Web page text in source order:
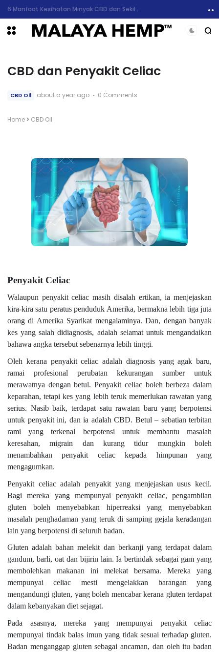
6 Manfaat Kesihatan Minyak CBD dan Sekilas Mengenai Kesan Sampingan
CBD dan Penyakit Celiac
CBD Oil about a year ago 0 Comments
Home CBD Oil
Penyakit Celiac
Walaupun penyakit celiac masih disalah ertikan, ia menjejaskan
kira-kira satu peratus penduduk Amerika, bermakna lebih tiga juta
orang di Amerika Syarikat mengalaminya. Dan, dengan banyak
kes yang salah didiagnosis, adalah selamat untuk mengandaikan
bahawa angka tersebut sebenarnya lebih tinggi.
Oleh kerana penyakit celiac adalah diagnosis yang agak baru,
ramai profesional perubatan kekurangan sumber untuk
merawatnya dengan betul. Penyakit celiac boleh berbeza dalam
keparahan, tetapi kes yang lebih teruk memerlukan rawatan yang
serius. Nasib baik, terdapat satu rawatan baru yang berpotensi
untuk penyakit ini, dan ia adalah CBD. Betul – sebatian terbitan
rami yang terkenal berpotensi untuk membantu masalah
keresahan, migrain dan kurang tidur mungkin boleh
menambahkan penyakit celiac kepada himpunan yang
mengagumkan.
Penyakit celiac adalah penyakit yang menjejaskan usus kecil.
Bagi mereka yang mempunyai penyakit celiac, pengambilan
gluten boleh menyebabkan hiperreaksi yang menyebabkan
masalah penghadaman yang teruk di samping gejala keradangan
lain yang berpotensi di seluruh badan.
Gluten adalah bahan melekit dan berkanji yang terdapat dalam
gandum, barli, oat dan bijirin lain. Ia bertindak sebagai gam yang
membolehkan makanan ini melekat bersama. Mereka yang
mempunyai celiac mesti mengelakkan barangan yang
mengandungi gluten, yang boleh mencabar kerana gluten terdapat
dalam kebanyakan diet sejagat.
Pada asasnya, mereka yang mempunyai penyakit celiac
mempunyai tindak balas imun yang tidak sesuai terhadap gluten.
Badan menganggap gluten sebagai ancaman, dan oleh itu badan